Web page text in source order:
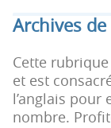
g
a
t
o
n
r
a
u
c
o
n
Archives
Cette
et est
l’anglais
nombre.